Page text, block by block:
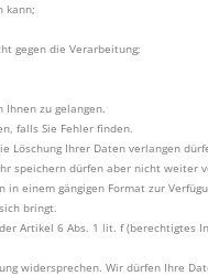
kann;
gegen die Verarbeitung;
zu gelangen.
falls Sie Fehler finden.
Löschung Ihrer Daten verlangen
speichern dürfen aber nicht weiter
einem gängigen Format zur
bringt.
Artikel 6 Abs. 1 lit. f (berechtigtes
widersprechen. Wir dürfen Ihre